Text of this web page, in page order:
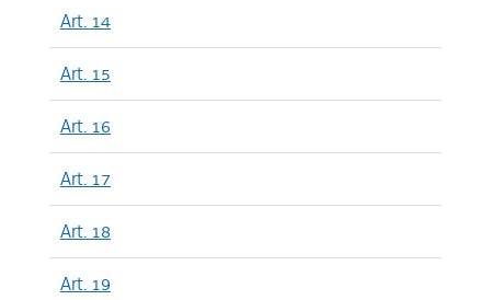
Art. 14
Art. 15
Art. 16
Art. 17
Art. 18
Art. 19